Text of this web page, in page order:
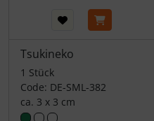
Tsukineko
1 Stück
Code: DE-SML-382
ca. 3 x 3 cm